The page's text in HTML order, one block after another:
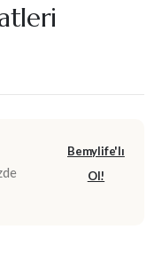
Bemylife'lı
Ol!